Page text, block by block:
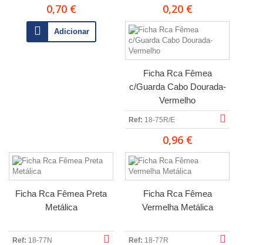
0,70 €
Adicionar
0,20 €
Ficha Rca Fêmea
c/Guarda Cabo Dourada-
Vermelho
Ref: 18-75R/E
0,96 €
Ficha Rca Fêmea Preta
Metálica
Ref: 18-77N
Ficha Rca Fêmea
Vermelha Metálica
Ref: 18-77R